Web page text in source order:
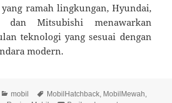
ramah lingkungan, Hyundai,
dan Mitsubishi menawarkan
teknologi yang sesuai dengan
modern.
Kategori
mobil Tag
MobilHatchback, MobilMewah,